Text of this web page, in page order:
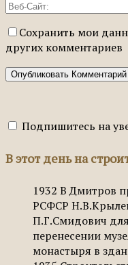
Сохранить мои
других комментариев
Подпишитесь на
В этот день на
1932 В Дмитров
РСФСР
П.Г.Смидович
перенесении
монастыря в